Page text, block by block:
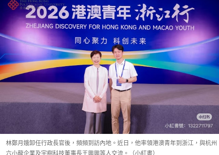
林鄭月娥卸任行政長官後，頻頻到訪內地。近日，他率領港澳青年到浙江，與杭州
六小龍企業及宇樹科技董事長王興興等人交流。（小紅書）